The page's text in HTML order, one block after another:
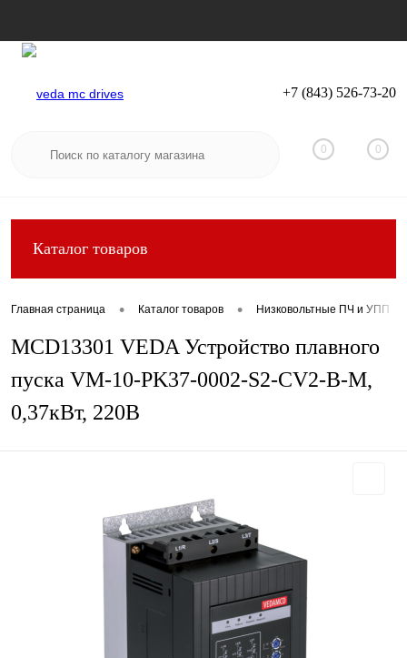
Вход Регистрация
+7 (843) 526-73-20
0 0
Каталог товаров
Главная страница • Каталог товаров • Низковольтные ПЧ и УПП
MCD13301 VEDA Устройство плавного
пуска VM-10-PK37-0002-S2-CV2-B-M,
0,37кВт, 220В